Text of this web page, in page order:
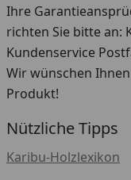
Ihre
richten Sie bitte an:
Kundenservice
Wir wünschen
Produkt!
Nützliche Tipps
Karibu-Holzlexikon